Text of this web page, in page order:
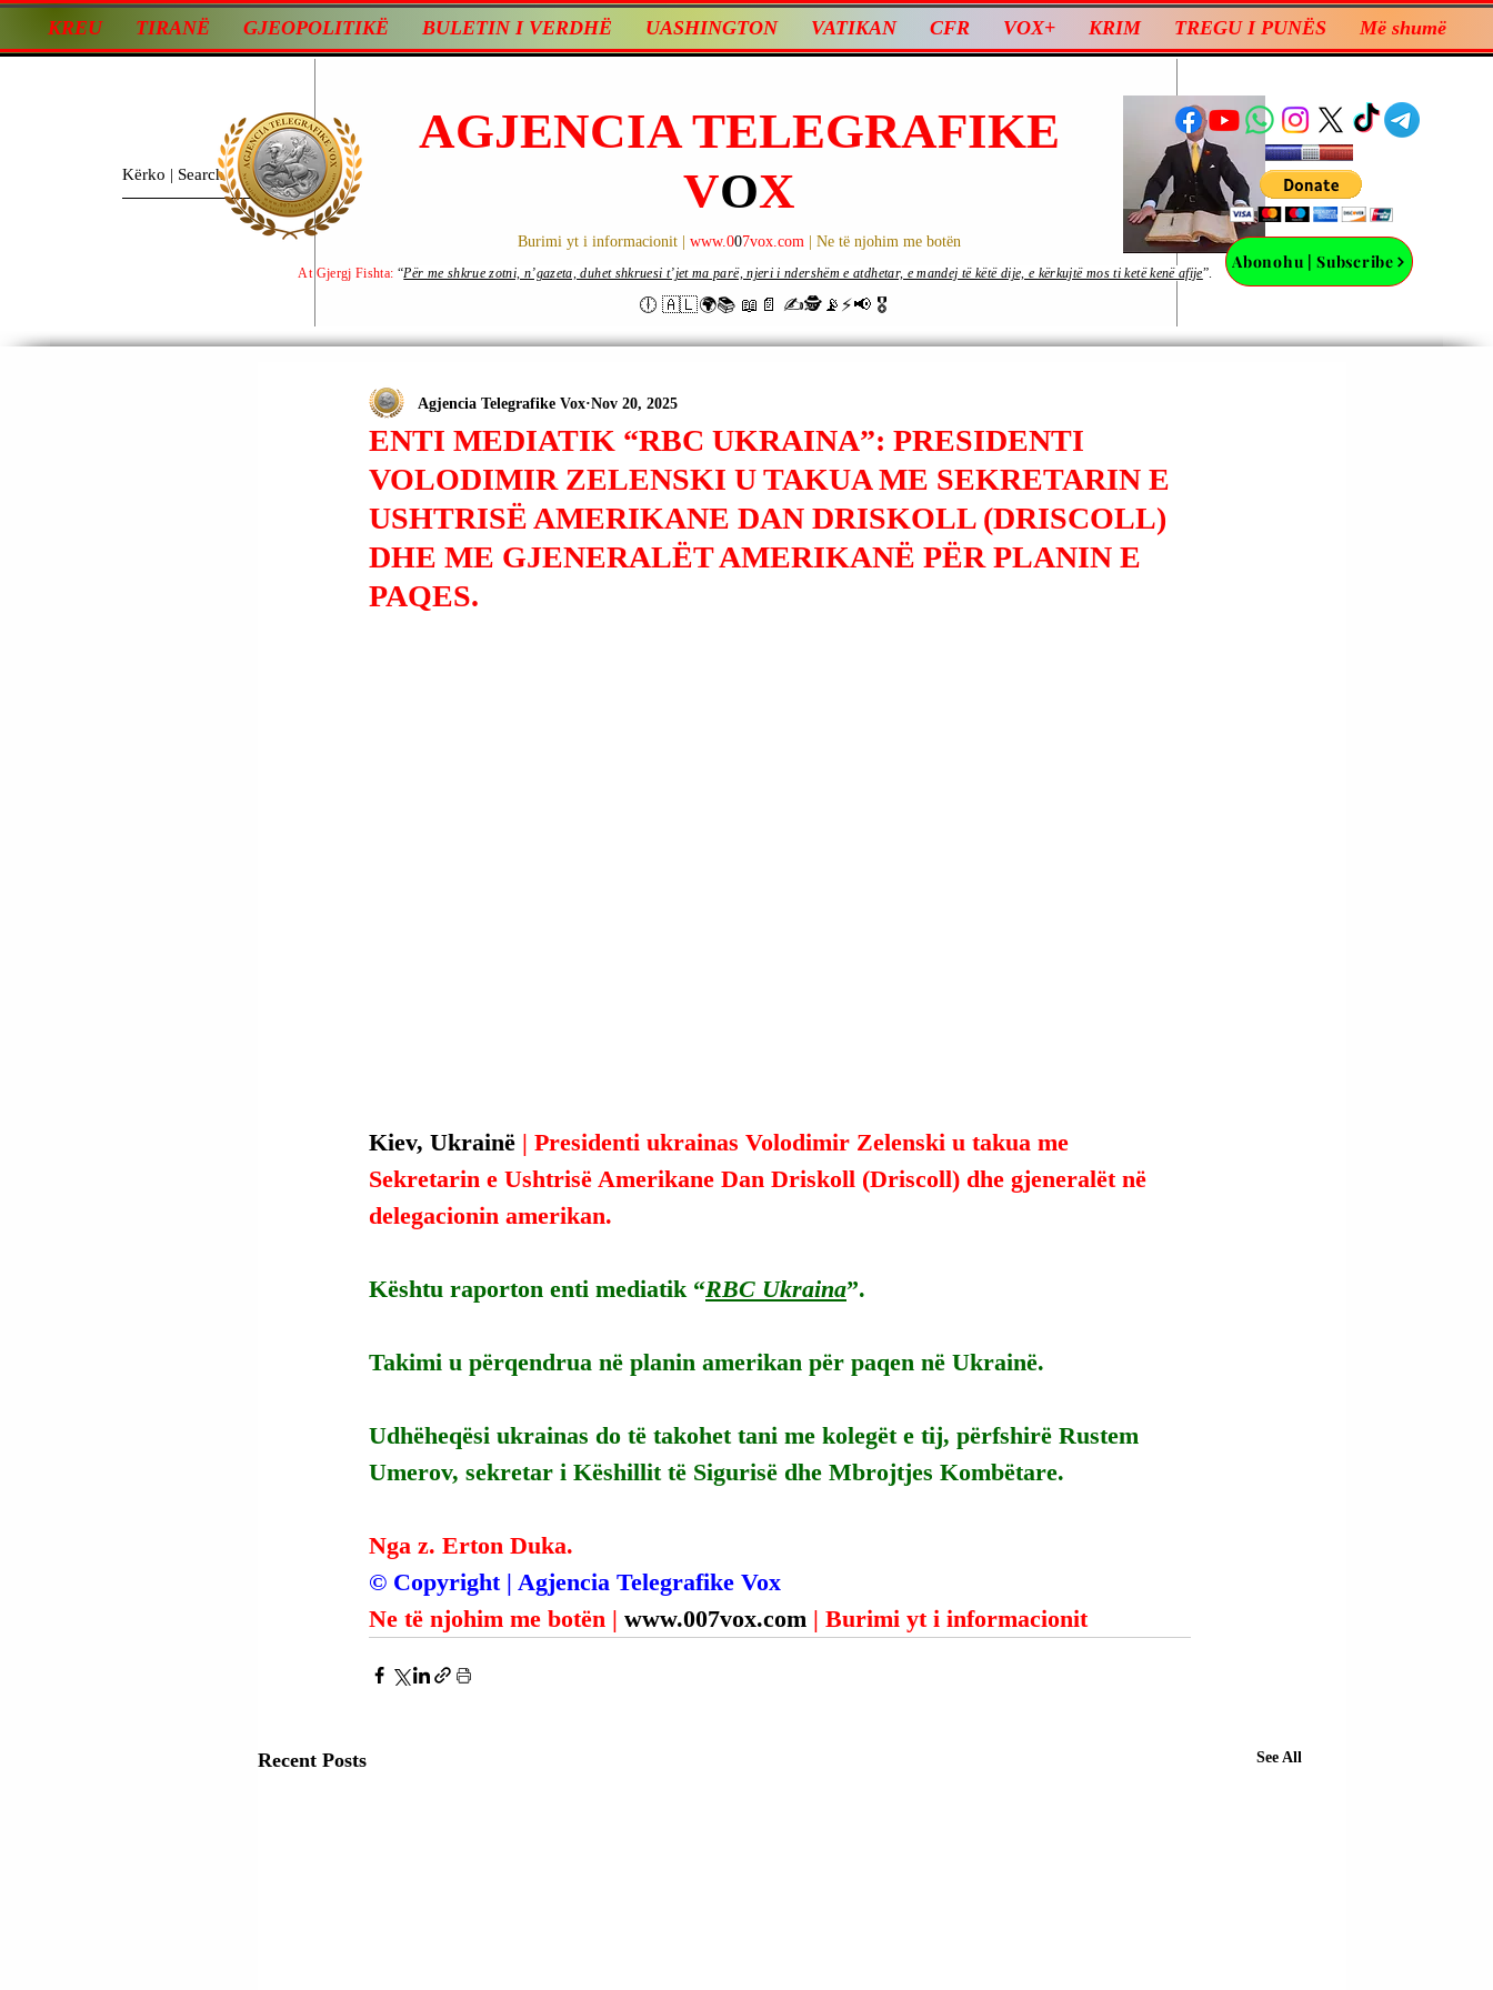
KREU TIRANË GJEOPOLITIKË BULETIN I VERDHË UASHINGTON VATIKAN CFR VOX+ KRIM TREGU I PUNËS Më shumë
AGJENCIA TELEGRAFIKE
VOX
Burimi yt i informacionit | www.007vox.com | Ne të njohim me botën
🕕 🇦🇱🌍📚 📖📄 ✍🕵️📡⚡️📢 🎖
Abonohu | Subscribe
At Gjergj Fishta: “Për me shkrue zotni, n’gazeta, duhet shkruesi t’jet ma parë, njeri i ndershëm e atdhetar, e mandej të këtë dije, e kërkujtë mos ti ketë kenë afije”.
ENTI MEDIATIK “RBC UKRAINA”: PRESIDENTI
VOLODIMIR ZELENSKI U TAKUA ME SEKRETARIN E
USHTRISË AMERIKANE DAN DRISKOLL (DRISCOLL)
DHE ME GJENERALËT AMERIKANË PËR PLANIN E
PAQES.
Agjencia Telegrafike Vox Nov 20, 2025
Kiev, Ukrainë | Presidenti ukrainas Volodimir Zelenski u takua me
Sekretarin e Ushtrisë Amerikane Dan Driskoll (Driscoll) dhe gjeneralët në
delegacionin amerikan.
Kështu raporton enti mediatik “RBC Ukraina”.
Takimi u përqendrua në planin amerikan për paqen në Ukrainë.
Udhëheqësi ukrainas do të takohet tani me kolegët e tij, përfshirë Rustem
Umerov, sekretar i Këshillit të Sigurisë dhe Mbrojtjes Kombëtare.
Nga z. Erton Duka.
© Copyright | Agjencia Telegrafike Vox
Ne të njohim me botën | www.007vox.com | Burimi yt i informacionit
Recent Posts See All